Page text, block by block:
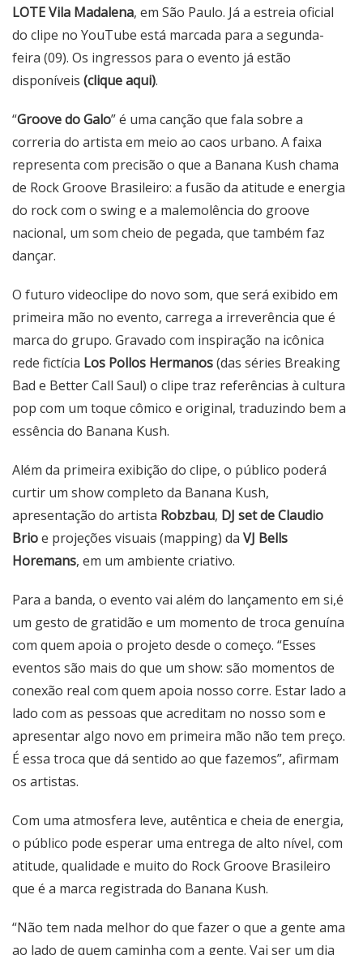
LOTE Vila Madalena, em São Paulo. Já a estreia oficial
do clipe no YouTube está marcada para a segunda-
feira (09). Os ingressos para o evento já estão
disponíveis (clique aqui).
“Groove do Galo” é uma canção que fala sobre a
correria do artista em meio ao caos urbano. A faixa
representa com precisão o que a Banana Kush chama
de Rock Groove Brasileiro: a fusão da atitude e energia
do rock com o swing e a malemolência do groove
nacional, um som cheio de pegada, que também faz
dançar.
O futuro videoclipe do novo som, que será exibido em
primeira mão no evento, carrega a irreverência que é
marca do grupo. Gravado com inspiração na icônica
rede fictícia Los Pollos Hermanos(das séries Breaking
Bad e Better Call Saul) o clipe traz referências à cultura
pop com um toque cômico e original, traduzindo bem a
essência do Banana Kush.
Além da primeira exibição do clipe, o público poderá
curtir um show completo da Banana Kush,
apresentação do artista Robzbau, DJ set de Claudio
Brioe projeções visuais (mapping) da VJ Bells
Horemans, em um ambiente criativo.
Para a banda, o evento vai além do lançamento em si,é
um gesto de gratidão e um momento de troca genuína
com quem apoia o projeto desde o começo. “Esses
eventos são mais do que um show: são momentos de
conexão real com quem apoia nosso corre. Estar lado a
lado com as pessoas que acreditam no nosso som e
apresentar algo novo em primeira mão não tem preço.
É essa troca que dá sentido ao que fazemos”, afirmam
os artistas.
Com uma atmosfera leve, autêntica e cheia de energia,
o público pode esperar uma entrega de alto nível, com
atitude, qualidade e muito do Rock Groove Brasileiro
que é a marca registrada do Banana Kush.
“Não tem nada melhor do que fazer o que a gente ama
ao lado de quem caminha com a gente. Vai ser um dia